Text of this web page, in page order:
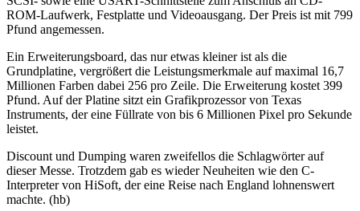
ROM-Laufwerk, Festplatte und Videoausgang. Der Preis ist mit 799
Pfund angemessen.
Ein Erweiterungsboard, das nur etwas kleiner ist als die
Grundplatine, vergrößert die Leistungsmerkmale auf maximal 16,7
Millionen Farben dabei 256 pro Zeile. Die Erweiterung kostet 399
Pfund. Auf der Platine sitzt ein Grafikprozessor von Texas
Instruments, der eine Füllrate von bis 6 Millionen Pixel pro Sekunde
leistet.
Discount und Dumping waren zweifellos die Schlagwörter auf
dieser Messe. Trotzdem gab es wieder Neuheiten wie den C-
Interpreter von HiSoft, der eine Reise nach England lohnenswert
machte. (hb)